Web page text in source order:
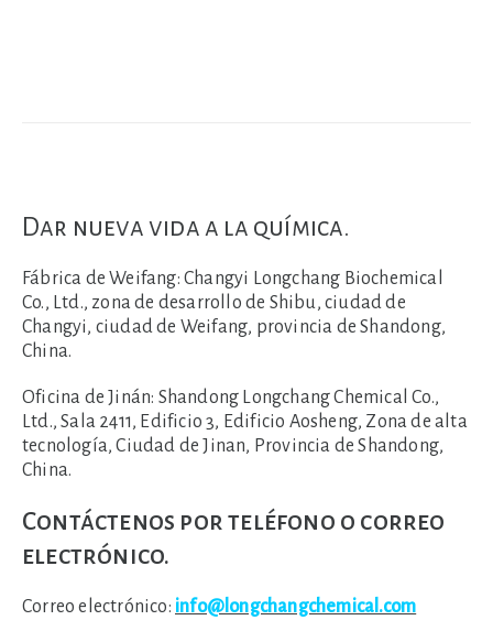
Dar nueva vida a la química.
Fábrica de Weifang: Changyi Longchang Biochemical
Co., Ltd., zona de desarrollo de Shibu, ciudad de
Changyi, ciudad de Weifang, provincia de Shandong,
China.
Oficina de Jinán: Shandong Longchang Chemical Co.,
Ltd., Sala 2411, Edificio 3, Edificio Aosheng, Zona de alta
tecnología, Ciudad de Jinan, Provincia de Shandong,
China.
Contáctenos por teléfono o correo
electrónico.
Correo electrónico: info@longchangchemical.com